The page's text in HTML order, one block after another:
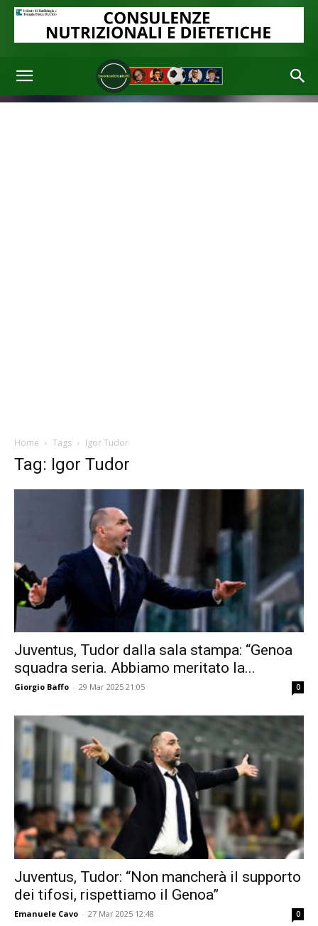
Home Tags Igor Tudor
Tag: Igor Tudor
Juventus, Tudor dalla sala stampa: “Genoa
squadra seria. Abbiamo meritato la...
Giorgio Baffo - 29 Mar 2025 21:05 0
Juventus, Tudor: “Non mancherà il supporto
dei tifosi, rispettiamo il Genoa”
Emanuele Cavo - 27 Mar 2025 12:48 0